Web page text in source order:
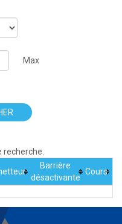
Max
Barrière
désactivante
Cours